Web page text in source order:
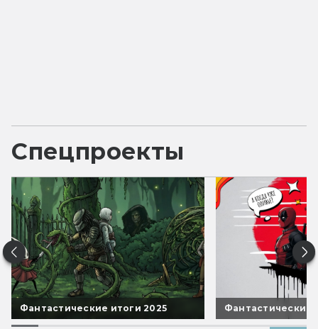
Спецпроекты
Фантастические итоги 2025 Фантастические